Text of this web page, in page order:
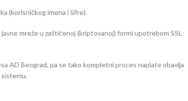
(korisničkog imena i šifre).
mreže u zaštićenoj (kriptovanoj) formi upotrebom SSL
AD Beograd, pa se tako kompletni proces naplate obavlja